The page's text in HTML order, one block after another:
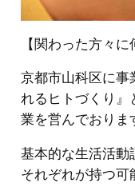
【関わった方々
京都市山科区に事
れるヒトづくり』
業を営んでおりま
基本的な生活活動
それぞれが持つ可